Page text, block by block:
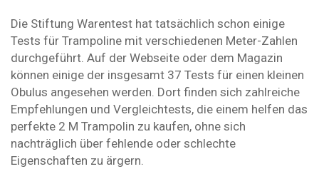
Die Stiftung Warentest hat tatsächlich schon einige
Tests für Trampoline mit verschiedenen Meter-Zahlen
durchgeführt. Auf der Webseite oder dem Magazin
können einige der insgesamt 37 Tests für einen kleinen
Obulus angesehen werden. Dort finden sich zahlreiche
Empfehlungen und Vergleichtests, die einem helfen das
perfekte 2 M Trampolin zu kaufen, ohne sich
nachträglich über fehlende oder schlechte
Eigenschaften zu ärgern.